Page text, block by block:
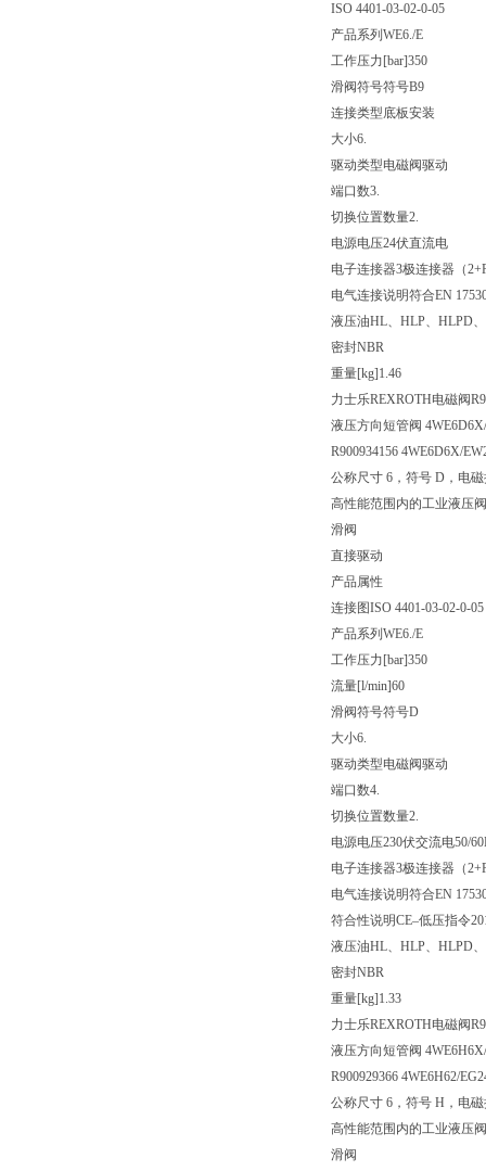
ISO 4401-03-02-0-05
产品系列 WE6./E
工作压力[bar]350
滑阀符号符号B9
连接类型底板安装
大小6.
驱动类型电磁阀驱动
端口数3.
切换位置数量2.
电源电压24伏直流电
电子连接器3极连接器（
电气连接说明符合EN
液压油HL、HLP、HLPD
密封NBR
重量[kg]1.46
力士乐REXROTH电磁阀
液压方向短管阀
R900934156 4WE6D6X/
公称尺寸 6，符号 D，电
高性能范围内的工业液压
滑阀
直接驱动
产品属性
连接图ISO 4401-03-02-0-05
产品系列 WE6./E
工作压力[bar]350
流量[l/min]60
滑阀符号符号D
大小6.
驱动类型电磁阀驱动
端口数4.
切换位置数量2.
电源电压230伏交流电50/
电子连接器3极连接器（
电气连接说明符合EN
符合性说明CE–低压指令
液压油HL、HLP、HLPD
密封NBR
重量[kg]1.33
力士乐REXROTH电磁阀
液压方向短管阀
R900929366 4WE6H62/
公称尺寸 6，符号 H，电
高性能范围内的工业液压
滑阀